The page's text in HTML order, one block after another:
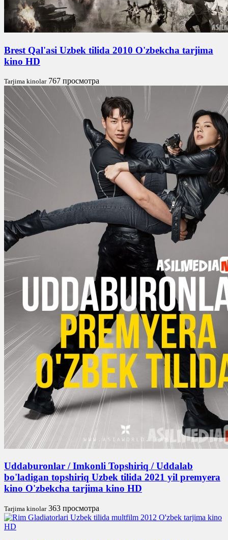
Brest Qal'asi Uzbek tilida 2010 O'zbekcha tarjima
kino HD
Tarjima kinolar 767 просмотра
Uddaburonlar / Imkonli Topshiriq / Uddalab
bo'ladigan topshiriq Uzbek tilida 2021 yil premyera
kino O'zbekcha tarjima kino HD
Tarjima kinolar 363 просмотра